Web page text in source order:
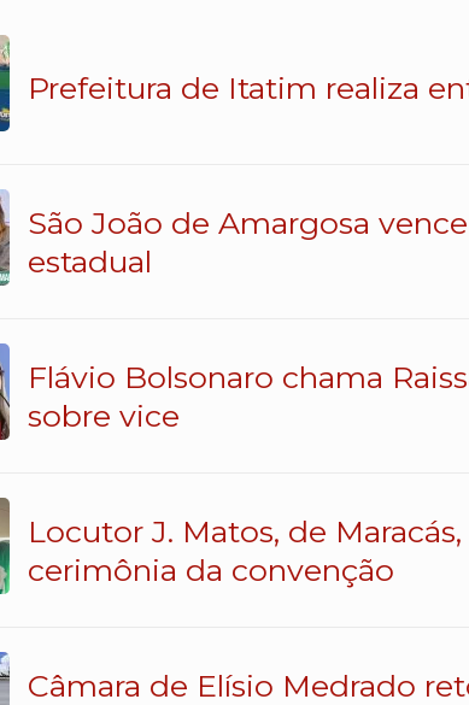
Prefeitura de Itatim realiza
São João de Amargosa
estadual
Flávio Bolsonaro chama
sobre vice
Locutor J. Matos, de
cerimônia da convenção
Câmara de Elísio Medrado